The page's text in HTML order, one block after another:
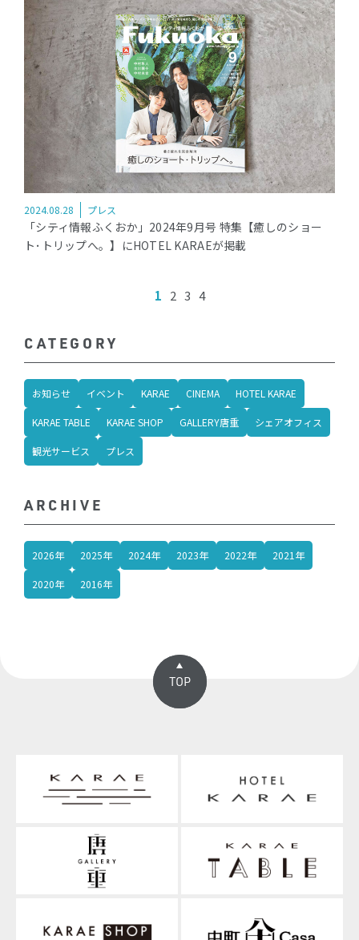
CATEGORY
お知らせ イベント KARAE CINEMA HOTEL KARAE
KARAE TABLE KARAE SHOP GALLERY唐重 シェアオフィス
観光サービス プレス
ARCHIVE
2026年 2025年 2024年 2023年 2022年 2021年
2020年 2016年
2024.08.28 プレス
「シティ情報ふくおか」2024年9月号 特集【癒しのショー
ト･トリップへ。】にHOTEL KARAEが掲載
1 2 3 4
TOP